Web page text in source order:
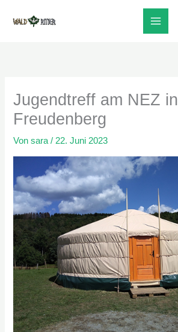
Inhalt
Jugendtreff am NEZ in
Freudenberg
Vonsara/22. Juni 2023